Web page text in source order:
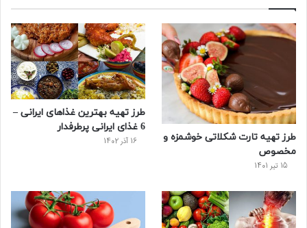
ب
و
ک
ی
ت
ر
ت
ر
ی
س
ت
ی
و
ب
پ
ر
س
طرز تهیه تارت شکلاتی خوشمزه و
مخصوص
15 تیر 1401
طرز تهیه بهترین غذاهای ایرانی –
6 غذای ایرانی پرطرفدار
16 آذر 1402